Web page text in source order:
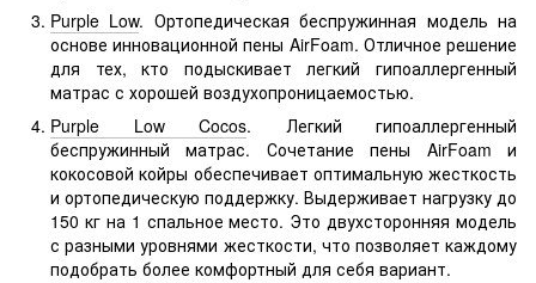
Purple Low. Ортопедическая беспружинная модель на
основе инновационной пены AirFoam. Отличное решение
для тех, кто подыскивает легкий гипоаллергенный
матрас с хорошей воздухопроницаемостью.
Purple Low Cocos. Легкий гипоаллергенный
беспружинный матрас. Сочетание пены AirFoam и
кокосовой койры обеспечивает оптимальную жесткость
и ортопедическую поддержку. Выдерживает нагрузку до
150 кг на 1 спальное место. Это двухсторонняя модель
с разными уровнями жесткости, что позволяет каждому
подобрать более комфортный для себя вариант.